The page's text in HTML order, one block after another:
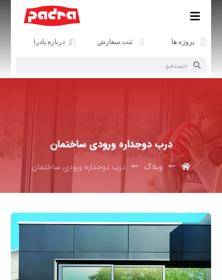
پروژه ها ثبت سفارش درباره پادرا
درب دوجداره ورودی ساختمان
وبلاگ درب دوجداره ورودی ساختمان